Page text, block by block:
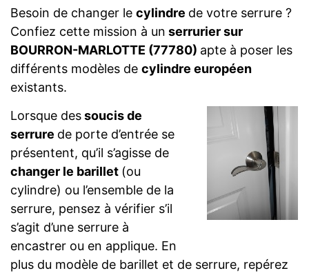
Besoin de changer le cylindre de votre serrure ?
Confiez cette mission à un serrurier sur
BOURRON-MARLOTTE (77780) apte à poser les
différents modèles de cylindre européen
existants.
Lorsque dessoucis de
serrure de porte d’entrée se
présentent, qu’il s’agisse de
changer le barillet (ou
cylindre) ou l’ensemble de la
serrure, pensez à vérifier s’il
s’agit d’une serrure à
encastrer ou en applique. En
plus du modèle de barillet et de serrure, repérez